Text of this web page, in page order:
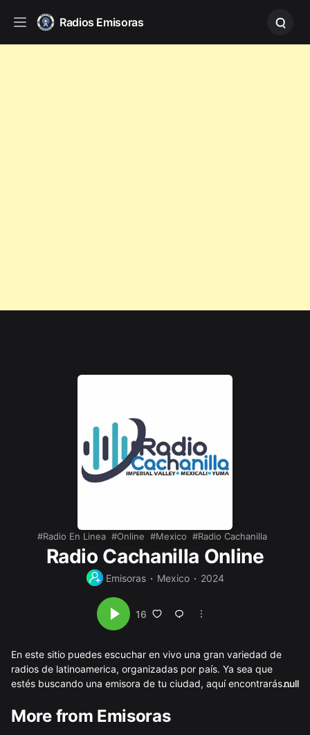
Radios Emisoras
Radio En Linea Online Mexico Radio Cachanilla
Radio Cachanilla Online
Emisoras Mexico 2024
16
En este sitio puedes escuchar en vivo una gran variedad de
radios de latinoamerica, organizadas por país. Ya sea que
estés buscando una emisora de tu ciudad, aquí encontrarás
transmiten música, noticias, deportes, programas culturales y
Escucha radios de tu comunidad o descubre nuevas voces
null
More from Emisoras